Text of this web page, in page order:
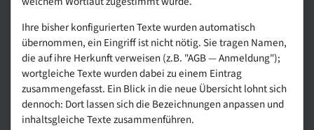
Ihre bisher konfigurierten Texte wurden automatisch
übernommen, ein Eingriff ist nicht nötig. Sie tragen Namen,
die auf ihre Herkunft verweisen (z.B. "AGB — Anmeldung");
wortgleiche Texte wurden dabei zu einem Eintrag
zusammengefasst. Ein Blick in die neue Übersicht lohnt sich
dennoch: Dort lassen sich die Bezeichnungen anpassen und
inhaltsgleiche Texte zusammenführen.